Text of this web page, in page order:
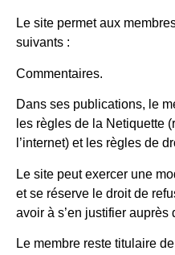
Le site permet aux
suivants :
Commentaires.
Dans ses publications, le
les règles de la Netiquette
l’internet) et les règles de
Le site peut exercer une
et se réserve le droit de
avoir à s’en justifier auprès
Le membre reste titulaire